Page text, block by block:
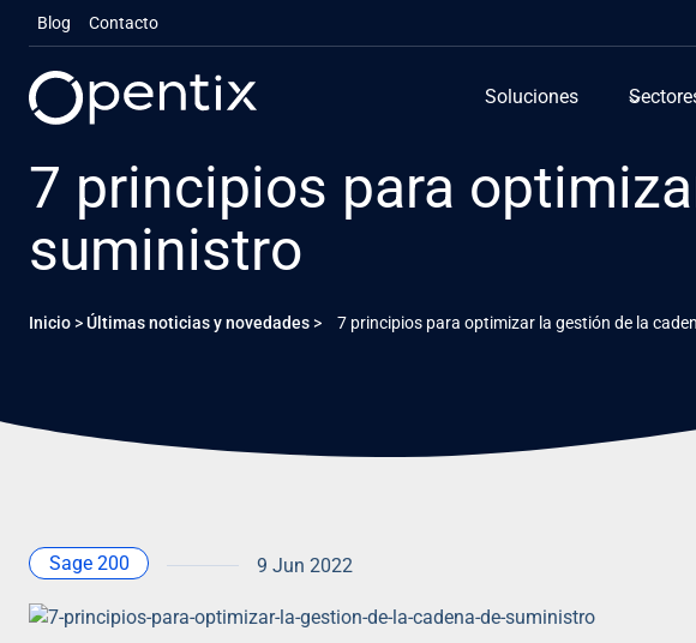
Saltar
contenido
Blog Contacto
Soluciones
7 principios para
suministro
Inicio >Últimas noticias y novedades > 7 principios para optimizar la gestión de la
Sage 200 9 Jun 2022